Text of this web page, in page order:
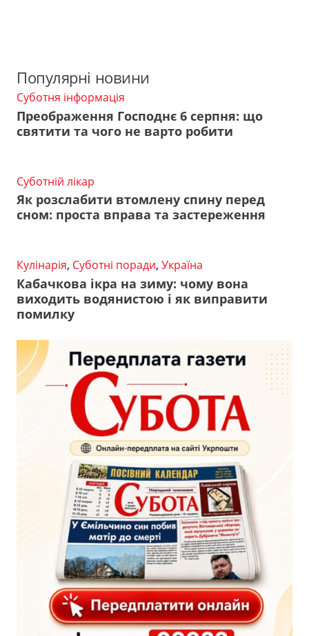
Популярні новини
Суботня інформація
Преображення Господнє 6 серпня: що
святити та чого не варто робити
Суботній лікар
Як розслабити втомлену спину перед
сном: проста вправа та застереження
Кулінарія, Суботні поради, Україна
Кабачкова ікра на зиму: чому вона
виходить водянистою і як виправити
помилку